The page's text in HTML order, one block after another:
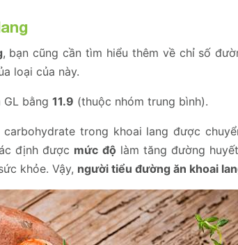
, bạn cũng cần tìm hiểu thêm về chỉ số
loại của này.
bằng 11.9 (thuộc nhóm trung bình).
trong khoai lang được
định được mức độlàm tăng đường
khỏe. Vậy, người tiểu đường ăn khoai